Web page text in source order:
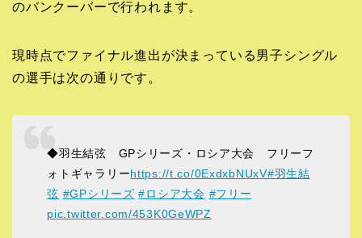
のバンクーバーで行われます。
現時点でファイナル進出が決まっている男子シングル
の選手は次の通りです。
◆羽生結弦 GPシリーズ・ロシア大会 フリーフ
ォトギャラリーhttps://t.co/0ExdxbNUxV#羽生結
弦 #GPシリーズ #ロシア大会 #フリー
pic.twitter.com/453K0GeWPZ